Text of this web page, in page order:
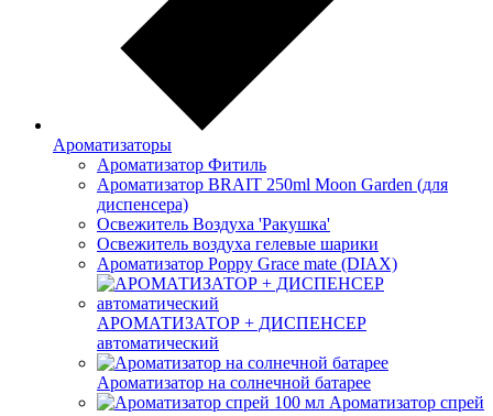
Ароматизаторы
Ароматизатор Фитиль
Ароматизатор BRAIT 250ml Moon Garden (для
диспенсера)
Освежитель Воздуха 'Ракушка'
Освежитель воздуха гелевые шарики
Ароматизатор Poppy Grace mate (DIAX)
АРОМАТИЗАТОР + ДИСПЕНСЕР
автоматический
Ароматизатор на солнечной батарее
Ароматизатор спрей